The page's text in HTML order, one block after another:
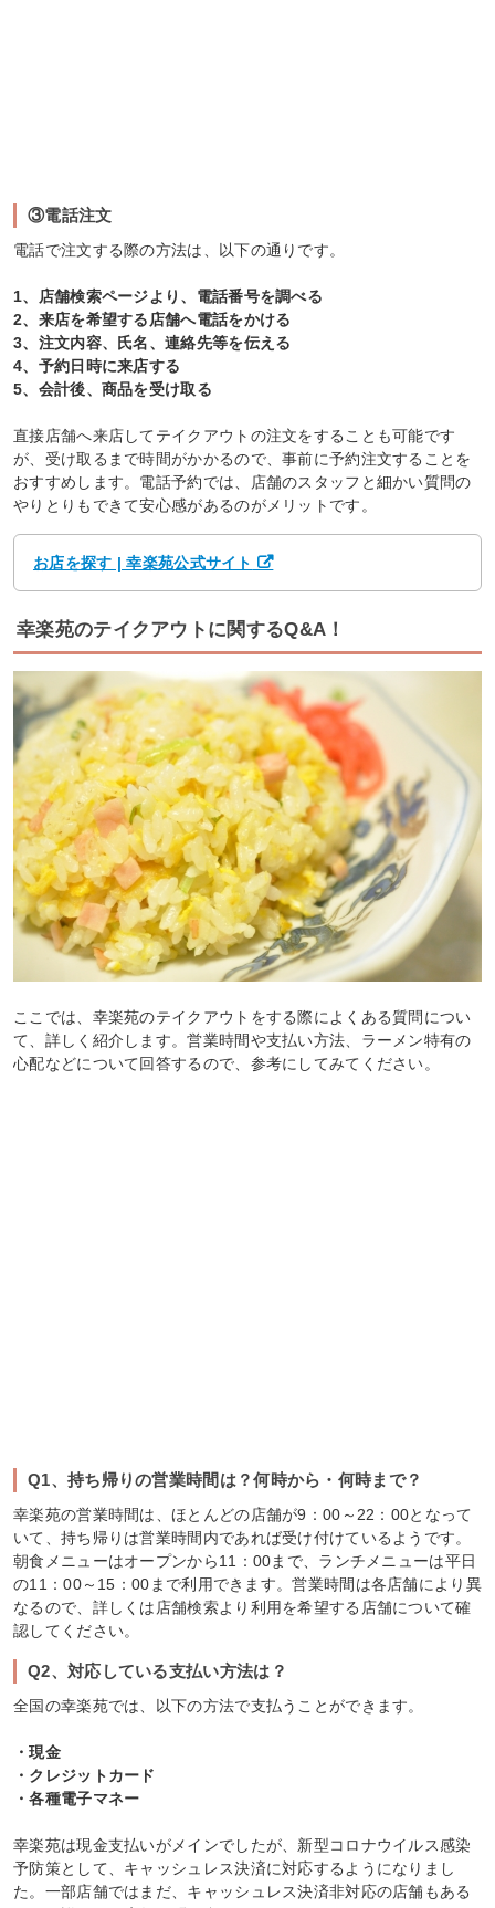
③電話注文
電話で注文する際の方法は、以下の通りです。
1、店舗検索ページより、電話番号を調べる
2、来店を希望する店舗へ電話をかける
3、注文内容、氏名、連絡先等を伝える
4、予約日時に来店する
5、会計後、商品を受け取る
直接店舗へ来店してテイクアウトの注文をすることも可能です
が、受け取るまで時間がかかるので、事前に予約注文することを
おすすめします。電話予約では、店舗のスタッフと細かい質問の
やりとりもできて安心感があるのがメリットです。
お店を探す | 幸楽苑公式サイト
幸楽苑のテイクアウトに関するQ&A！
ここでは、幸楽苑のテイクアウトをする際によくある質問につい
て、詳しく紹介します。営業時間や支払い方法、ラーメン特有の
心配などについて回答するので、参考にしてみてください。
Q1、持ち帰りの営業時間は？何時から・何時まで？
幸楽苑の営業時間は、ほとんどの店舗が9：00～22：00となって
いて、持ち帰りは営業時間内であれば受け付けているようです。
朝食メニューはオープンから11：00まで、ランチメニューは平日
の11：00～15：00まで利用できます。営業時間は各店舗により異
なるので、詳しくは店舗検索より利用を希望する店舗について確
認してください。
Q2、対応している支払い方法は？
全国の幸楽苑では、以下の方法で支払うことができます。
・現金
・クレジットカード
・各種電子マネー
幸楽苑は現金支払いがメインでしたが、新型コロナウイルス感染
予防策として、キャッシュレス決済に対応するようになりまし
た。一部店舗ではまだ、キャッシュレス決済非対応の店舗もある